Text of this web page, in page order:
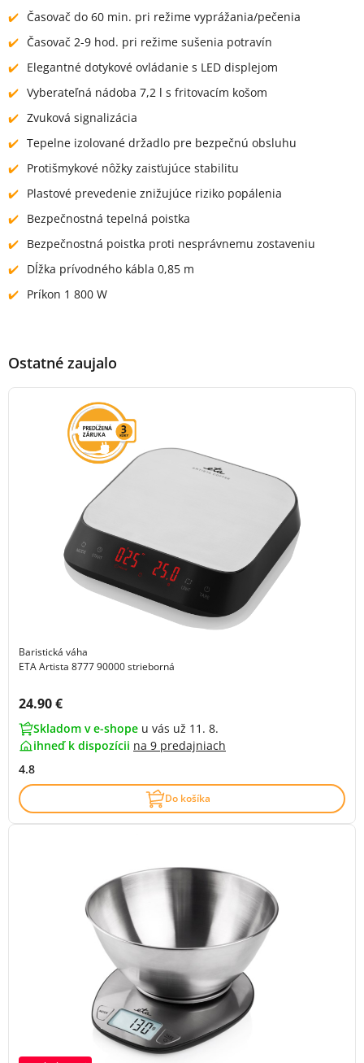
Časovač do 60 min. pri režime vyprážania/pečenia
Časovač 2-9 hod. pri režime sušenia potravín
Elegantné dotykové ovládanie s LED displejom
Vyberateľná nádoba 7,2 l s fritovacím košom
Zvuková signalizácia
Tepelne izolované držadlo pre bezpečnú obsluhu
Protišmykové nôžky zaisťujúce stabilitu
Plastové prevedenie znižujúce riziko popálenia
Bezpečnostná tepelná poistka
Bezpečnostná poistka proti nesprávnemu zostaveniu
Dĺžka prívodného kábla 0,85 m
Príkon 1 800 W
Ostatné zaujalo
Baristická váha
ETA Artista 8777 90000 strieborná
Cena s DPH:
24.90 €
Skladom v e-shope u vás už 11. 8.
ihneď k dispozícii na 9 predajniach
4.8
Do košíka